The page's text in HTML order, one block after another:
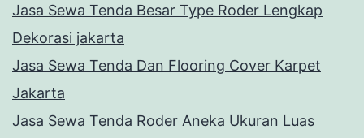
Jasa Sewa Tenda Besar Type Roder Lengkap
Dekorasi jakarta
Jasa Sewa Tenda Dan Flooring Cover Karpet
Jakarta
Jasa Sewa Tenda Roder Aneka Ukuran Luas